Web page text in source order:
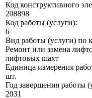
Код конструктивного
208898
Код работы (услуги):
6
Вид работы (услуги) по
Ремонт или замена
лифтовых шахт
Единица измерения
шт.
Год завершения работы
2031